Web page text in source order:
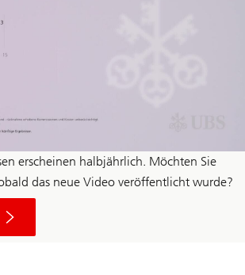
erscheinen halbjährlich. Möchten Sie
das neue Video veröffentlicht wurde?